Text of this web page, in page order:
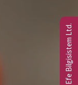
Efe Bilgisistem Ltd.